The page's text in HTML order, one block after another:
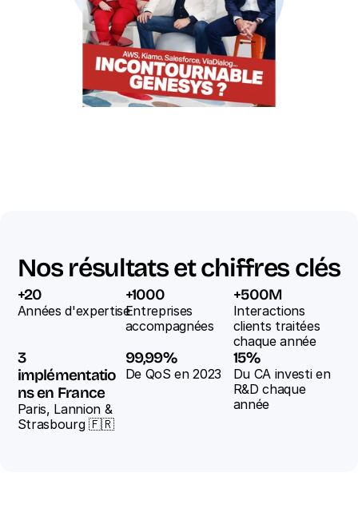
Nos résultats et chiffres clés
+20
Années d'expertise
+1000
Entreprises
accompagnées
+500M
Interactions
clients traitées
chaque année
3
implémentatio
ns en France
Paris, Lannion &
Strasbourg 🇫🇷
99,99%
De QoS en 2023
15%
Du CA investi en
R&D chaque
année